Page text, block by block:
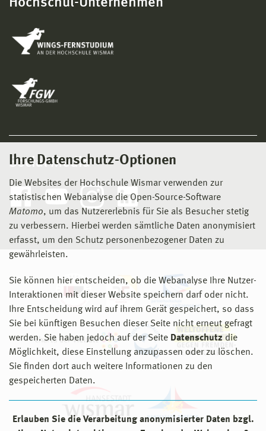
Ihre Datenschutz-Optionen
Die Websites der Hochschule Wismar verwenden zur
statistischen Webanalyse die Open-Source-Software
Matomo, um das Nutzererlebnis für Sie als Besucher stetig
zu verbessern. Hierbei werden sämtliche Daten anonymisiert
erfasst, um den Schutz personenbezogener Daten zu
gewährleisten.
Sie können hier entscheiden, ob die Webanalyse Ihre Nutzer-
Interaktionen mit dieser Website speichern darf oder nicht.
Ihre Entscheidung wird auf ihrem Gerät gespeichert, so dass
Sie bei künftigen Besuchen dieser Seite nicht erneut gefragt
werden. Sie haben jedoch auf der Seite Datenschutz die
Möglichkeit, diese Einstellung anzupassen oder zu löschen.
Sie finden dort auch weitere Informationen zu den
gespeicherten Daten.
Erlauben Sie die Verarbeitung anonymisierter Daten bzgl.
Social Media